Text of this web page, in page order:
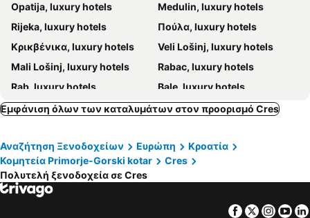
Opatija, luxury hotels
Medulin, luxury hotels
Rijeka, luxury hotels
Πούλα, luxury hotels
Κρικβένικα, luxury hotels
Veli Lošinj, luxury hotels
Mali Lošinj, luxury hotels
Rabac, luxury hotels
Rab, luxury hotels
Bale, luxury hotels
Selce, luxury hotels
Malinska, luxury hotels
Dobrinj, luxury hotels
Baška, luxury hotels
Krnica, luxury hotels
Omišalj, luxury hotels
Loborika, luxury hotels
Νόβι Βινοντόλσκι, luxury hotels
Εμφάνιση όλων των καταλυμάτων στον προορισμό Cres
Αναζήτηση Ξενοδοχείων Ευρώπη
Κροατία
Κομητεία Primorje-Gorski kotar
Cres
Πολυτελή ξενοδοχεία σε Cres
Facebook
Twitter